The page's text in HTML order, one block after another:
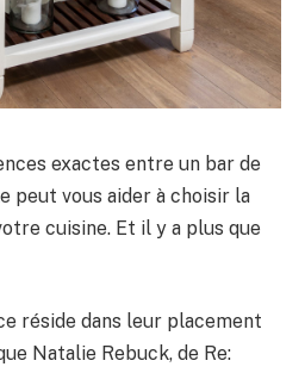
exactes entre un bar de
peut vous aider à choisir la
cuisine. Et il y a plus que
réside dans leur placement
Natalie Rebuck, de Re: